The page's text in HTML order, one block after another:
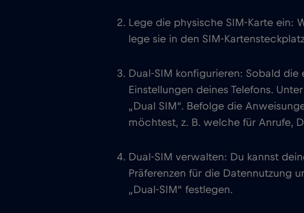
Lege die physische SIM-Karte ein:
lege sie in den SIM-
Dual-SIM konfigurieren: Sobald
Einstellungen deines Telefons.
„Dual SIM“. Befolge die
möchtest, z. B. welche für Anrufe,
Dual-SIM verwalten: Du kannst
Präferenzen für die Datennutzung
„Dual-SIM“ festlegen.